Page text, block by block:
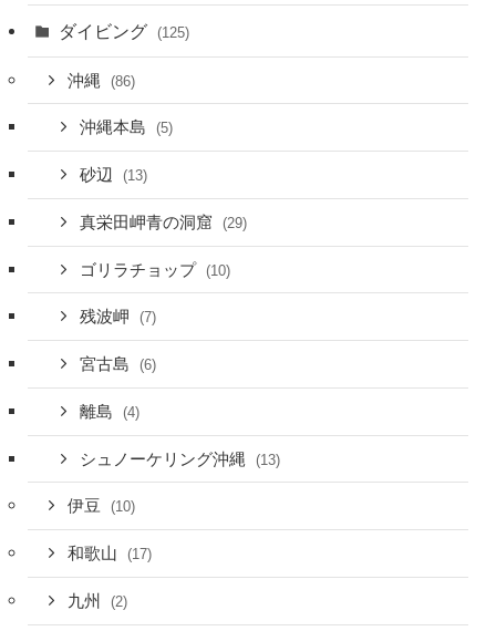
ダイビング (125)
沖縄 (86)
沖縄本島 (5)
砂辺 (13)
真栄田岬青の洞窟 (29)
ゴリラチョップ (10)
残波岬 (7)
宮古島 (6)
離島 (4)
シュノーケリング沖縄 (13)
伊豆 (10)
和歌山 (17)
九州 (2)